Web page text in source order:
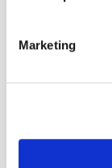
Marketing
27 janvier